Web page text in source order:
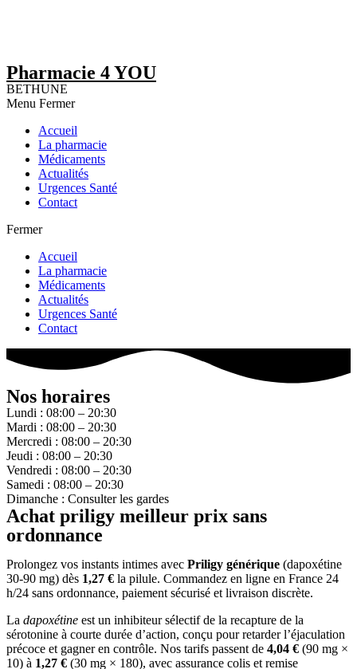
Pharmacie 4 YOU
BETHUNE
Menu Fermer
Accueil
La pharmacie
Médicaments
Actualités
Urgences Santé
Contact
Fermer
Accueil
La pharmacie
Médicaments
Actualités
Urgences Santé
Contact
Nos horaires
Lundi : 08:00 – 20:30
Mardi : 08:00 – 20:30
Mercredi : 08:00 – 20:30
Jeudi : 08:00 – 20:30
Vendredi : 08:00 – 20:30
Samedi : 08:00 – 20:30
Dimanche : Consulter les gardes
Achat priligy meilleur prix sans
ordonnance
Prolongez vos instants intimes avec Priligy générique (dapoxétine
30-90 mg) dès 1,27 € la pilule. Commandez en ligne en France 24
h/24 sans ordonnance, paiement sécurisé et livraison discrète.
La dapoxétine est un inhibiteur sélectif de la recapture de la
sérotonine à courte durée d’action, conçu pour retarder l’éjaculation
précoce et gagner en contrôle. Nos tarifs passent de 4,04 € (90 mg ×
10) à 1,27 € (30 mg × 180), avec assurance colis et remise